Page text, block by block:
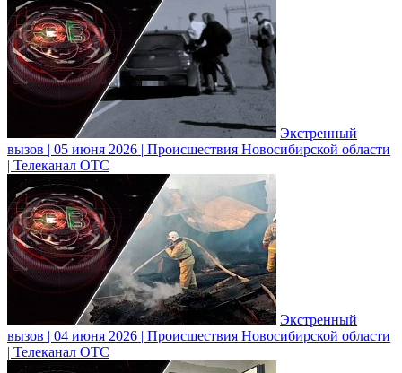
Экстренный
вызов | 05 июня 2026 | Происшествия Новосибирской области
| Телеканал ОТС
Экстренный
вызов | 04 июня 2026 | Происшествия Новосибирской области
| Телеканал ОТС